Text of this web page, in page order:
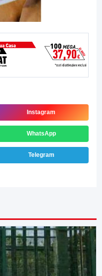
Instagram
WhatsApp
Telegram